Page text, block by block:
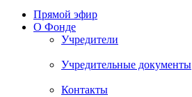
Прямой эфир
О Фонде
Учредители
Учредительные документы
Контакты